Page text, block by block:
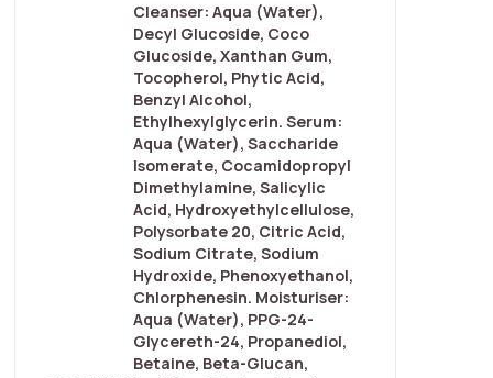
Cleanser: Aqua (Water),
Decyl Glucoside, Coco
Glucoside, Xanthan Gum,
Tocopherol, Phytic Acid,
Benzyl Alcohol,
Ethylhexylglycerin. Serum:
Aqua (Water), Saccharide
Isomerate, Cocamidopropyl
Dimethylamine, Salicylic
Acid, Hydroxyethylcellulose,
Polysorbate 20, Citric Acid,
Sodium Citrate, Sodium
Hydroxide, Phenoxyethanol,
Chlorphenesin. Moisturiser:
Aqua (Water), PPG-24-
Glycereth-24, Propanediol,
Betaine, Beta-Glucan,